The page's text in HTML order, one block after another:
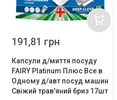
Капсули д/миття посуду
FAIRY Platinum Плюс Все в
Одному д/авт посуд машин
Свіжий трав'яний бриз 17шт
191,81 грн